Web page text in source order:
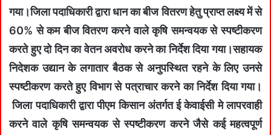
गया।जिला पदाधिकारी द्वारा धान का बीज वितरण हेतु प्राप्त लक्ष्य में से
60% से कम बीज वितरण करने वाले कृषि समन्वयक से स्पष्टीकरण
करते हुए दो दिन का वेतन अवरोध करने का निर्देश दिया गया।सहायक
निदेशक उद्यान के लगातार बैठक से अनुपस्थित रहने के लिए उनसे
स्पष्टीकरण करते हुए विभाग से पत्राचार करने का निर्देश दिया गया।
जिला पदाधिकारी द्वारा पीएम किसान अंतर्गत ई केवाईसी मे लापरवाही
करने वाले कृषि समन्वयक से स्पष्टीकरण करने जैसे कई महत्वपूर्ण